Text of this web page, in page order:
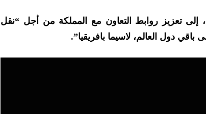
إلى تعزيز روابط التعاون مع المملكة من أجل “نقل
باقي دول العالم، لاسيما بافريقيا”.